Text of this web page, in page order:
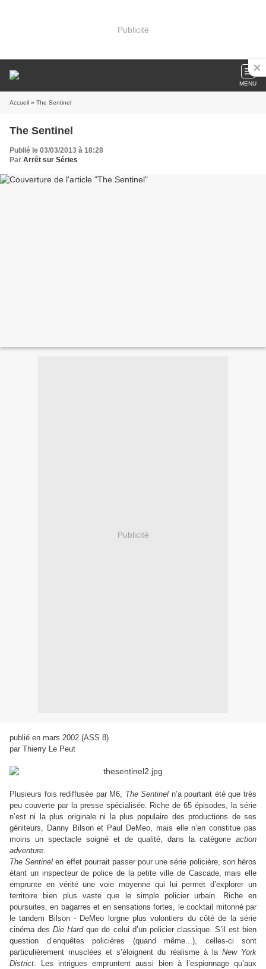
Publicité
MENU
Accueil » The Sentinel
The Sentinel
Publié le 03/03/2013 à 18:28
Par Arrêt sur Séries
Publicité
publié en mars 2002 (ASS 8)
par Thierry Le Peut
Plusieurs fois rediffusée par M6, The Sentinel n’a pourtant été que très
peu couverte par la presse spécialisée. Riche de 65 épisodes, la série
n’est ni la plus originale ni la plus populaire des productions de ses
géniteurs, Danny Bilson et Paul DeMeo, mais elle n’en constitue pas
moins un spectacle soigné et de qualité, dans la catégorie action
adventure.
The Sentinel en effet pourrait passer pour une série policière, son héros
étant un inspecteur de police de la petite ville de Cascade, mais elle
emprunte en vérité une voie moyenne qui lui permet d’explorer un
territoire bien plus vaste que le simple policier urbain. Riche en
poursuites, en bagarres et en sensations fortes, le cocktail mitonné par
le tandem Bilson - DeMeo lorgne plus volontiers du côté de la série
cinéma desDie Hardque de celui d’un policier classique. S’il est bien
question d’enquêtes policières (quand même...), celles-ci sont
particulièrement musclées et s’éloignent du réalisme à la New York
District. Les intrigues empruntent aussi bien à l’espionnage qu’aux